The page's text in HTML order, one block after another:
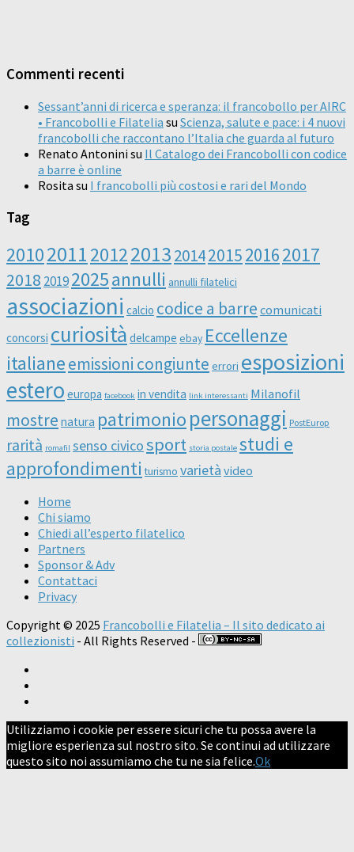
Commenti recenti
Sessant’anni di ricerca e speranza: il francobollo per AIRC
• Francobolli e Filatelia su Scienza, salute e pace: i 4 nuovi
francobolli che raccontano l’Italia che guarda al futuro
Renato Antonini su Il Catalogo dei Francobolli con codice
a barre è online
Rosita su I francobolli più costosi e rari del Mondo
Tag
20102011201220132014201520162017
2018 20192025annulli annulli filatelici
associazioni calcio codice a barre comunicati
concorsi curiosità delcampe ebay Eccellenze
italianeemissioni congiunte errori esposizioni
estero europa facebook in vendita link interessanti Milanofil
mostre natura patrimonio personaggi PostEurop
rarità romafil senso civicosport storia postale studi e
approfondimenti turismo varietà video
Home
Chi siamo
Chiedi all’esperto filatelico
Partners
Sponsor & Adv
Contattaci
Privacy
Copyright © 2025 Francobolli e Filatelia – Il sito dedicato ai
collezionisti - All Rights Reserved -
Utilizziamo i cookie per essere sicuri che tu possa avere la
migliore esperienza sul nostro sito. Se continui ad utilizzare
questo sito noi assumiamo che tu ne sia felice.Ok